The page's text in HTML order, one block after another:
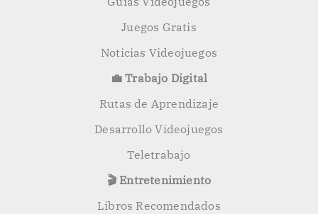
Juegos Gratis
Noticias Videojuegos
💼 Trabajo Digital
Rutas de Aprendizaje
Desarrollo Videojuegos
Teletrabajo
🎬 Entretenimiento
Libros Recomendados